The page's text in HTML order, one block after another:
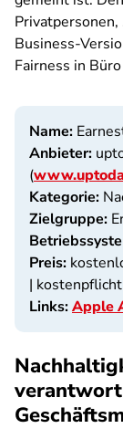
Business-
Fairness in
Name:
Anbieter:
(
Kategorie:
Zielgruppe:
Preis:
|
Links:Apple